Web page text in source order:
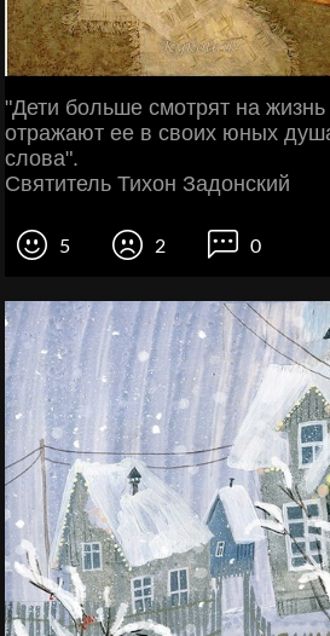
"Дети больше смотрят на
отражают ее в своих юных
слова".
Святитель Тихон Задонский
5 2 0